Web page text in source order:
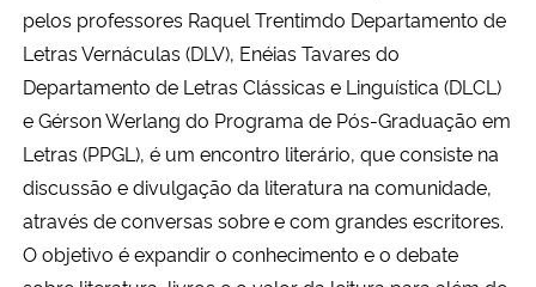
pelos professores Raquel Trentimdo Departamento de
Letras Vernáculas (DLV), Enéias Tavares do
Departamento de Letras Clássicas e Linguística (DLCL)
e Gérson Werlang do Programa de Pós-Graduação em
Letras (PPGL), é um encontro literário, que consiste na
discussão e divulgação da literatura na comunidade,
através de conversas sobre e com grandes escritores.
O objetivo é expandir o conhecimento e o debate